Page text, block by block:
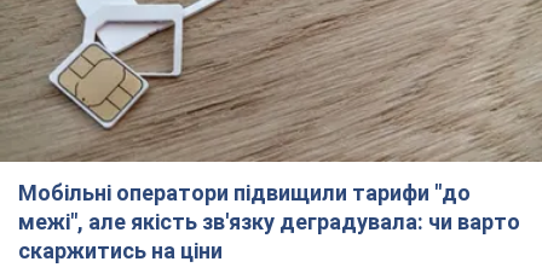
4 години тому 33,0 т.
"Працюємо, щоб отримати пакети з ракетами
для ППО": Зеленський заслухав доповідь
Драпатого і анонсував нові кроки
Зокрема, він обговорив з головкомом кадрові питання в
українській армії
годину тому 909